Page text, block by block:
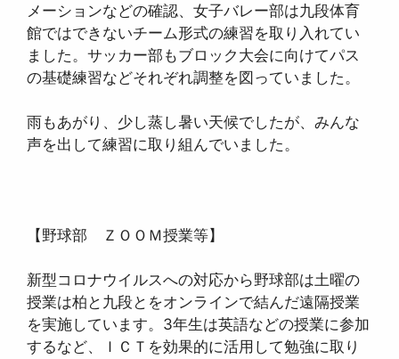
メーションなどの確認、女子バレー部は九段体育
館ではできないチーム形式の練習を取り入れてい
ました。サッカー部もブロック大会に向けてパス
の基礎練習などそれぞれ調整を図っていました。
雨もあがり、少し蒸し暑い天候でしたが、みんな
声を出して練習に取り組んでいました。
【野球部 ＺＯＯＭ授業等】
新型コロナウイルスへの対応から野球部は土曜の
授業は柏と九段とをオンラインで結んだ遠隔授業
を実施しています。3年生は英語などの授業に参加
するなど、ＩＣＴを効果的に活用して勉強に取り